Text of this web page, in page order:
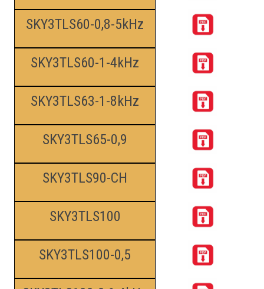
SKY3TLS60-0,8-5kHz
SKY3TLS60-1-4kHz
SKY3TLS63-1-8kHz
SKY3TLS65-0,9
SKY3TLS90-CH
SKY3TLS100
SKY3TLS100-0,5